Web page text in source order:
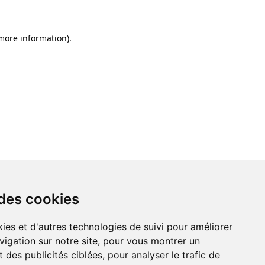
cookies
et d'autres technologies de suivi pour améliorer
sur notre site, pour vous montrer un
des publicités ciblées, pour analyser le trafic de
information).